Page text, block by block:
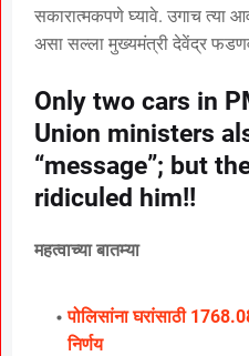
सकारात्मकपणे घ्यावे. उगाच त्या
असा सल्ला मुख्यमंत्री देवेंद्र
Only two cars in
Union ministers
“message”; but
ridiculed him!!
महत्वाच्या बातम्या
पोलिसांना घरांसाठी
निर्णय